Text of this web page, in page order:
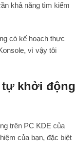
khả năng tìm kiếm
có kế hoạch thực
vì vậy tôi
tự khởi động
trên PC KDE của
của bạn, đặc biệt